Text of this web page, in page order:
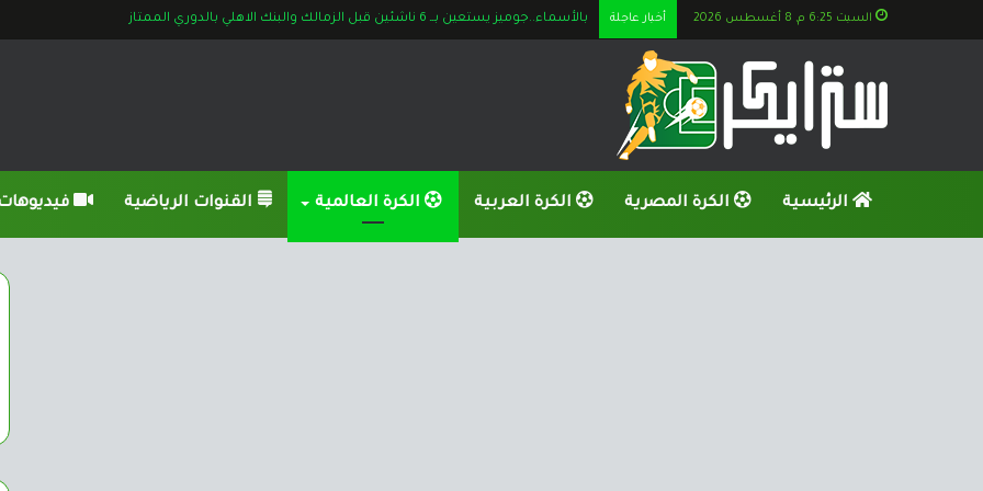
السبت 6:25 م, 8 أغسطس 2026 أخبار عاجلة بالأسماء..جوميز يستعين بــ 6 ناشئين قبل الزمالك والبنك الاهلي بالدوري الممتاز
الرئيسية الكرة المصرية الكرة العربية الكرة العالمية القنوات الرياضية